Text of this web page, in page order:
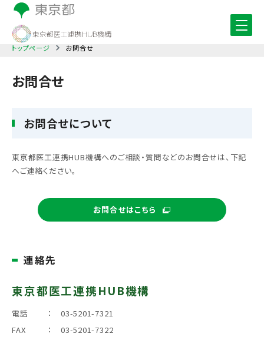
トップページ お問合せ
お問合せ
お問合せについて
東京都医工連携HUB機構へのご相談・質問などのお問合せは、下記
へご連絡ください。
お問合せはこちら
連絡先
東京都医工連携HUB機構
電話 ：
03-5201-7321
FAX
：
03-5201-7322